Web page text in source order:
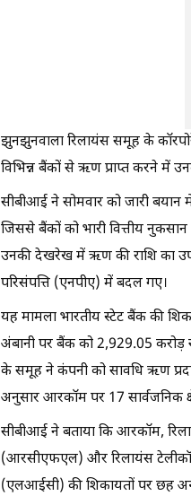
झुनझुनवाला रिलायंस समूह के
विभिन्न बैंकों से ऋण प्राप्त करने में
सीबीआई ने सोमवार को जारी
जिससे बैंकों को भारी वित्तीय
उनकी देखरेख में ऋण की राशि का
परिसंपत्ति (एनपीए) में बदल गए।
यह मामला भारतीय स्टेट बैंक की
अंबानी पर बैंक को 2,929.05 करोड़
के समूह ने कंपनी को सावधि ऋण
अनुसार आरकॉम पर 17 सार्वजनिक
सीबीआई ने बताया कि आरकॉम,
(आरसीएफएल) और रिलायंस
(एलआईसी) की शिकायतों पर छह